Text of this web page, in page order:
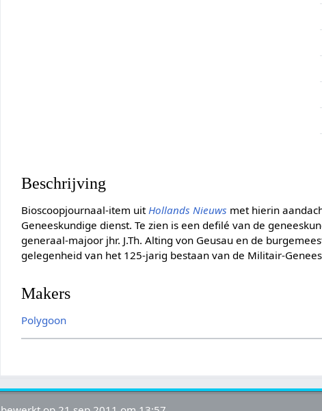
Beschrijving
Bioscoopjournaal-item uitHollands Nieuws met hierin
Geneeskundige dienst. Te zien is een defilé van de
generaal-majoor jhr. J.Th. Alting von Geusau en de
gelegenheid van het 125-jarig bestaan van de Militair-
Makers
Polygoon